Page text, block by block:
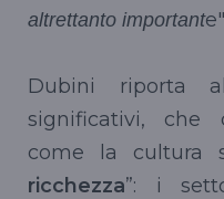
altrettanto important
Dubini riporta
significativi, che
come la cultura
ricchezza”: i